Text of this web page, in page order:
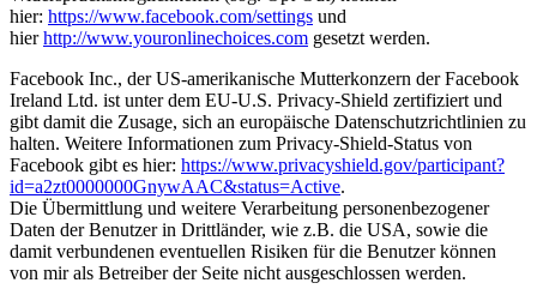
hier: https://www.facebook.com/settings und
hierhttp://www.youronlinechoices.com gesetzt werden.
Facebook Inc., der US-amerikanische Mutterkonzern der Facebook
Ireland Ltd. ist unter dem EU-U.S. Privacy-Shield zertifiziert und
gibt damit die Zusage, sich an europäische Datenschutzrichtlinien zu
halten. Weitere Informationen zum Privacy-Shield-Status von
Facebook gibt es hier: https://www.privacyshield.gov/participant?
id=a2zt0000000GnywAAC&status=Active.
Die Übermittlung und weitere Verarbeitung personenbezogener
Daten der Benutzer in Drittländer, wie z.B. die USA, sowie die
damit verbundenen eventuellen Risiken für die Benutzer können
von mir als Betreiber der Seite nicht ausgeschlossen werden.